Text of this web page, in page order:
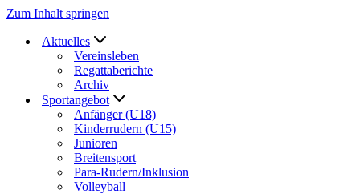
Zum Inhalt springen
Aktuelles
Vereinsleben
Regattaberichte
Archiv
Sportangebot
Anfänger (U18)
Kinderrudern (U15)
Junioren
Breitensport
Para-Rudern/Inklusion
Volleyball